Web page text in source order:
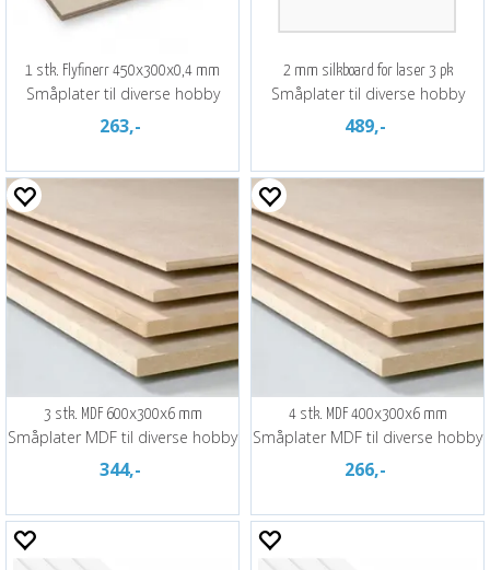
1 stk. Flyfinerr 450x300x0,4 mm
Småplater til diverse hobby
263,-
2 mm silkboard for laser 3 pk
Småplater til diverse hobby
489,-
3 stk. MDF 600x300x6 mm
Småplater MDF til diverse hobby
344,-
4 stk. MDF 400x300x6 mm
Småplater MDF til diverse hobby
266,-